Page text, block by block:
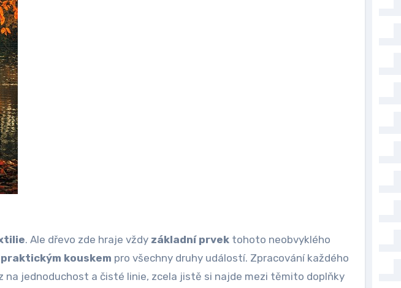
. Ale dřevo zde hraje vždy základní prvek tohoto neobvyklého
praktickým kouskem pro všechny druhy událostí. Zpracování každého
na jednoduchost a čisté linie, zcela jistě si najde mezi těmito doplňky